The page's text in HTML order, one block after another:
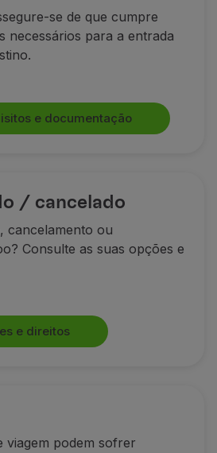
se de que cumpre
necessários para a entrada
e documentação
/ cancelado
cancelamento ou
Consulte as suas opções e
e direitos
viagem podem sofrer